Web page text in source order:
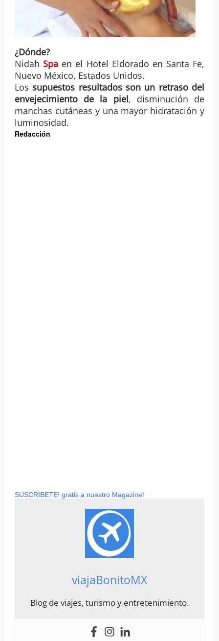
¿Dónde?
Nidah Spaen el Hotel Eldorado en Santa Fe,
Nuevo México, Estados Unidos.
Los supuestos resultados son un retraso del
envejecimiento de la piel, disminución de
manchas cutáneas y una mayor hidratación y
luminosidad.
Redacción
SUSCRIBETE! gratis a nuestro Magazine!
viajaBonitoMX
Blog de viajes, turismo y entretenimiento.